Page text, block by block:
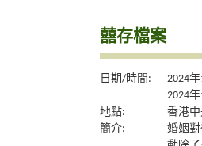
囍存檔案
日期/時間:
2024
2024
地點:
香港
簡介:
婚姻